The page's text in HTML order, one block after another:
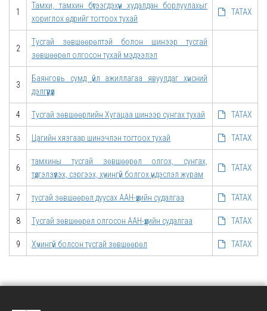
1
Тамхи, тамхин бүтээгдэхүүн худалдан борлуулахыг
хориглох өдрийг тогтоох тухай
ТАТАХ
2
Тусгай зөвшөөрөлтэй болон шинээр тусгай
зөвшөөрөл олгосон тухай мэдээлэл
3
Баянговь сумд үйл ажиллагаа явуулдаг хүнсний
дэлгүүрүүд
4 Тусгай зөвшөөрлийн Хугацаа шинээр сунгах тухай ТАТАХ
5 Цагийн хязгаар шинэчлэн тогтоох тухай ТАТАХ
6
тамхины тусгай зөвшөөрөл олгох, сунгах,
түдгэлзүүлэх, сэргээх, хүчингүй болгох үндэслэл журам
ТАТАХ
7 тусгай зөвшөөрөл дуусах ААН-үүдийн судалгаа ТАТАХ
8 Тусгай зөвшөөрөл олгосон ААН-үүдийн судалгаа ТАТАХ
9 Хүчингүй болсон тусгай зөвшөөрөл ТАТАХ